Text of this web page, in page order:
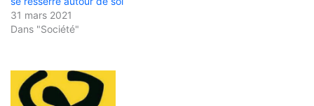
31 mars 2021
Dans "Société"